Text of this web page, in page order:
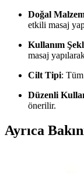
Doğal
etkili masaj
Kullanım
masaj
Cilt Tipi:
Düzenli
önerilir.
Ayrıca